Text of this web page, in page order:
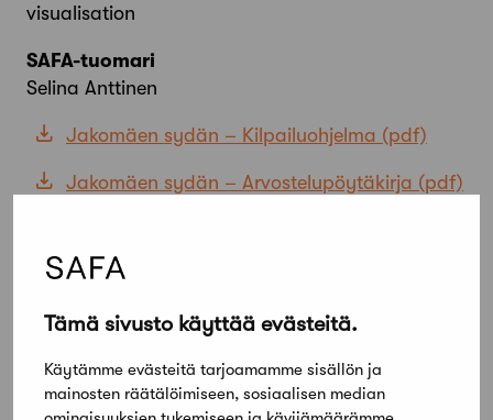
Tämä sivusto käyttää evästeitä.
Käytämme evästeitä tarjoamamme sisällön ja
mainosten räätälöimiseen, sosiaalisen median
visualisation
SAFA-tuomari
Selina Anttinen
Jakomäen sydän – Kilpailuohjelma
Jakomäen sydän – Arvostelupöytäkirja